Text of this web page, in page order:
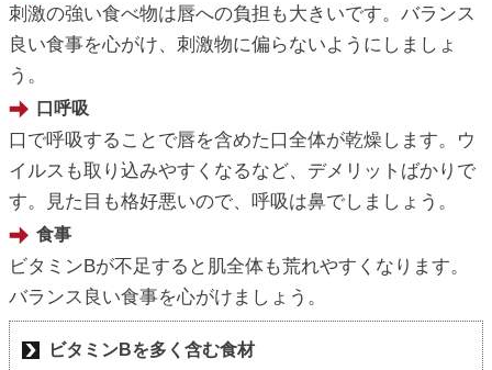
刺激の強い食べ物は唇への負担も大きいです。バランス
良い食事を心がけ、刺激物に偏らないようにしましょ
う。
口呼吸
口で呼吸することで唇を含めた口全体が乾燥します。ウ
イルスも取り込みやすくなるなど、デメリットばかりで
す。見た目も格好悪いので、呼吸は鼻でしましょう。
食事
ビタミンBが不足すると肌全体も荒れやすくなります。
バランス良い食事を心がけましょう。
ビタミンBを多く含む食材